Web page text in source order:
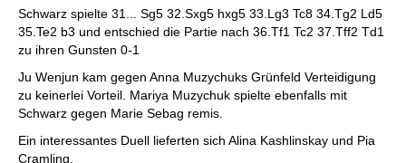
Schwarz spielte 31... Sg5 32.Sxg5 hxg5 33.Lg3 Tc8 34.Tg2 Ld5
35.Te2 b3 und entschied die Partie nach 36.Tf1 Tc2 37.Tff2 Td1
zu ihren Gunsten 0-1
Ju Wenjun kam gegen Anna Muzychuks Grünfeld Verteidigung
zu keinerlei Vorteil. Mariya Muzychuk spielte ebenfalls mit
Schwarz gegen Marie Sebag remis.
Ein interessantes Duell lieferten sich Alina Kashlinskay und Pia
Cramling.